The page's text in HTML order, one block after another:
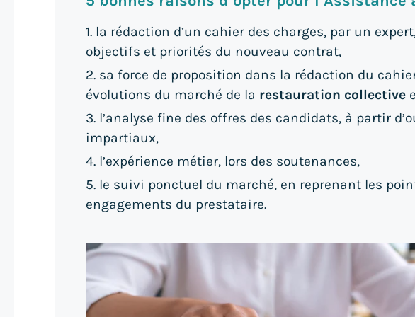
1. la rédaction d’un cahier des charges, par un
objectifs et priorités du nouveau contrat,
2. sa force de proposition dans la rédaction du
évolutions du marché de la restauration collective
3. l’analyse fine des offres des candidats, à partir
impartiaux,
4. l’expérience métier, lors des soutenances,
5. le suivi ponctuel du marché, en reprenant les
engagements du prestataire.